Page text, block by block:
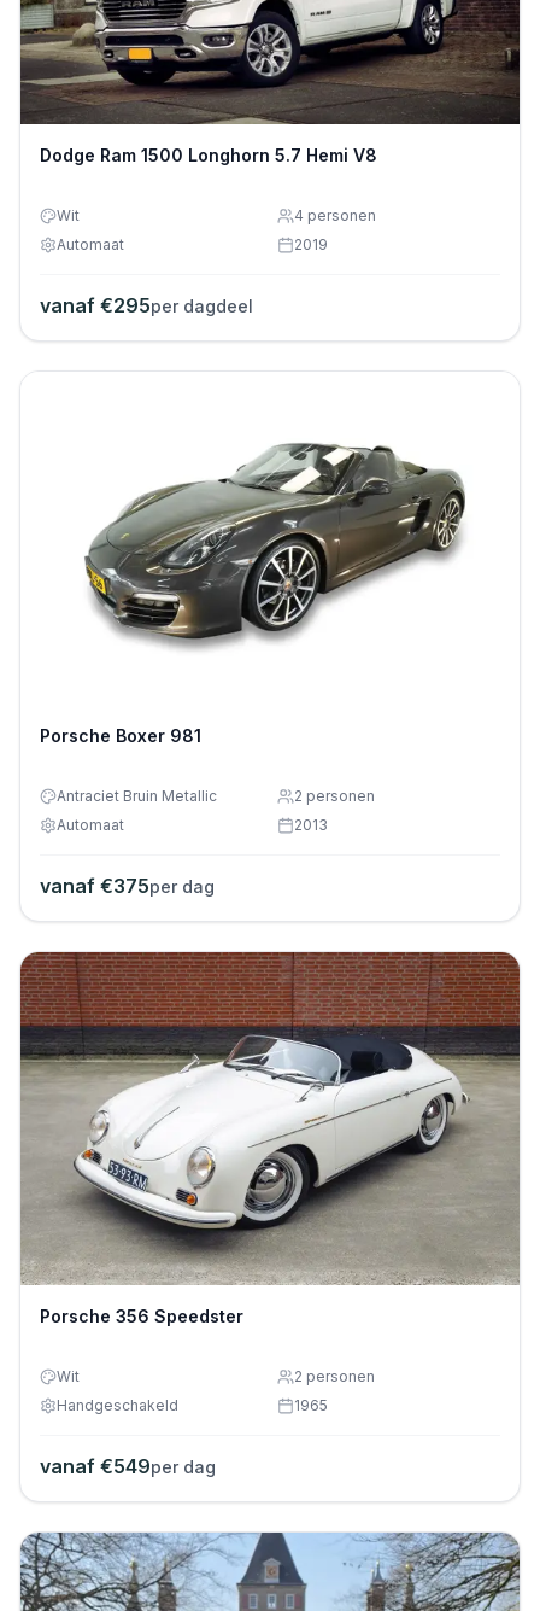
Dodge Ram 1500 Longhorn 5.7 Hemi V8
Wit 4 personen
Automaat
2019
vanaf €295per dagdeel
Porsche Boxer 981
Antraciet Bruin Metallic 2 personen
Automaat
2013
vanaf €375per dag
Porsche 356 Speedster
Wit 2 personen
Handgeschakeld
1965
vanaf €549per dag